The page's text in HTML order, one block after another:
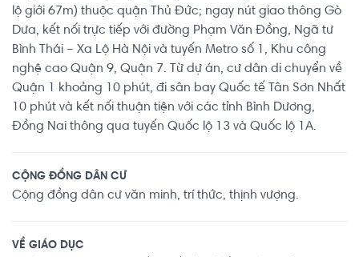
lộ giới 67m) thuộc quận Thủ Đức; ngay nút giao thông Gò
Dưa, kết nối trực tiếp với đường Phạm Văn Đồng, Ngã tư
Bình Thái – Xa Lộ Hà Nội và tuyến Metro số 1, Khu công
nghệ cao Quận 9, Quận 7. Từ dự án, cư dân di chuyển về
Quận 1 khoảng 10 phút, đi sân bay Quốc tế Tân Sơn Nhất
10 phút và kết nối thuận tiện với các tỉnh Bình Dương,
Đồng Nai thông qua tuyến Quốc lộ 13 và Quốc lộ 1A.
CỘNG ĐỒNG DÂN CƯ
Cộng đồng dân cư văn minh, trí thức, thịnh vượng.
VỀ GIÁO DỤC